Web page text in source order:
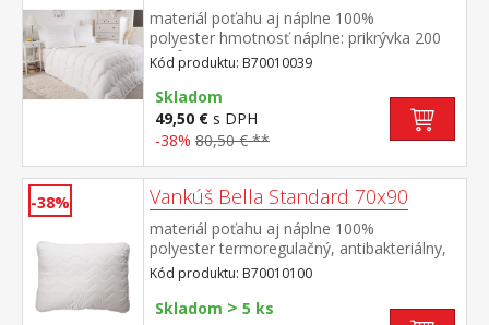
materiál poťahu aj náplne 100%
polyester hmotnosť náplne: prikrývka 200
g/m², vankúš: cca 1000 g rozmery: prikrývka
140 × 200 cm, vankúš 70 × 90
cm termoregulačné, antibakteriálne,
vhodné pre alergikov prikrývka aj vankúš sú
elegantne prešité prateľné do 60 °C
Kód produktu: B70010039
Skladom
49,50 € s DPH
-38% 80,50 € **
-38% Vankúš Bella Standard 70x90
materiál poťahu aj náplne 100%
polyester termoregulačný, antibakteriálny,
vhodný pre alergikov elegantne
prešitý prateľný do 60 °C
Kód produktu: B70010100
Skladom > 5 ks